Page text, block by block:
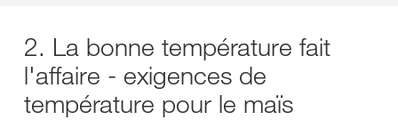
2. La bonne température fait
l'affaire - exigences de
température pour le maïs